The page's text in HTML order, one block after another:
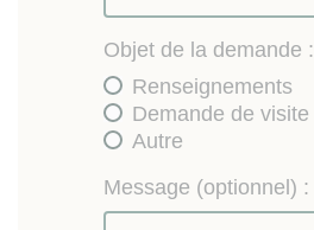
Objet de la demande :
Renseignements
Demande de visite
Autre
Message (optionnel) :